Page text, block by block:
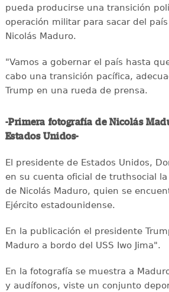
pueda producirse una transición
operación militar para sacar del
Nicolás Maduro.
"Vamos a gobernar el país hasta
cabo una transición pacífica,
Trump en una rueda de prensa.
-Primera fotografía de Nicolás
Estados Unidos-
El presidente de Estados Unidos,
en su cuenta oficial de truthsocial
de Nicolás Maduro, quien se
Ejército estadounidense.
En la publicación el presidente
Maduro a bordo del USS Iwo Jima".
En la fotografía se muestra a
y audífonos, viste un conjunto